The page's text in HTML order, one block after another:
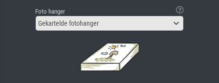
Foto hanger
Gekartelde fotohanger